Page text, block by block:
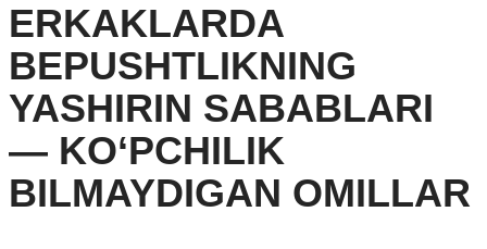
ERKAKLARDA
BEPUSHTLIKNING
YASHIRIN SABABLARI
— KO‘PCHILIK
BILMAYDIGAN OMILLAR